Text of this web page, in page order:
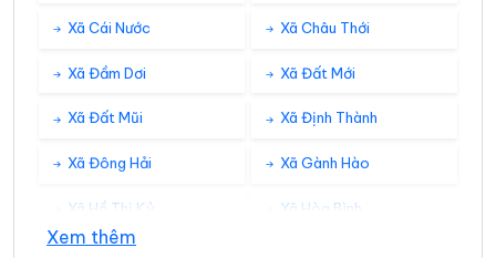
Xã Cái Nước Xã Châu Thới
Xã Đầm Dơi Xã Đất Mới
Xã Đất Mũi Xã Định Thành
Xã Đông Hải Xã Gành Hào
Xã Hồ Thị Kỷ Xã Hòa Bình
Xem thêm